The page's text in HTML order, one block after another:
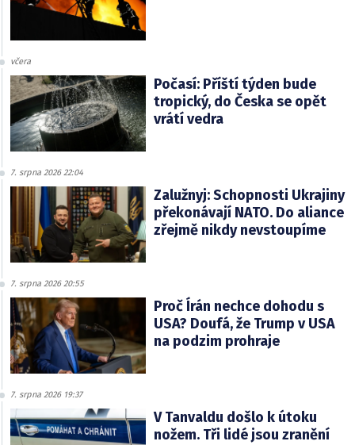
včera
Počasí: Příští týden bude
tropický, do Česka se opět
vrátí vedra
7. srpna 2026 22:04
Zalužnyj: Schopnosti Ukrajiny
překonávají NATO. Do aliance
zřejmě nikdy nevstoupíme
7. srpna 2026 20:55
Proč Írán nechce dohodu s
USA? Doufá, že Trump v USA
na podzim prohraje
7. srpna 2026 19:37
V Tanvaldu došlo k útoku
nožem. Tři lidé jsou zranění